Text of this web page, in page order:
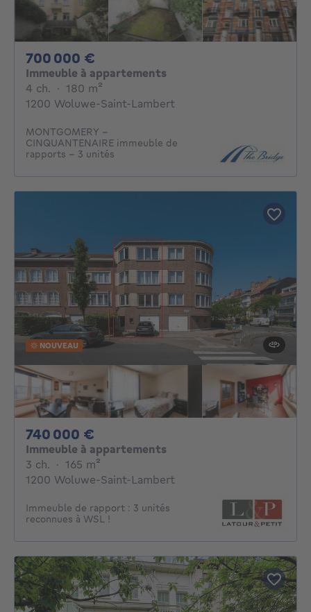
700 000 €
Immeuble à appartements
4 ch. 4 chambres
· 180 m²
1200 Woluwe-Saint-Lambert
MONTGOMERY -
CINQUANTENAIRE immeuble de
rapports - 3 unités
NOUVEAU
740 000 €
Immeuble à appartements
3 ch. 3 chambres
· 165 m²
1200 Woluwe-Saint-Lambert
Immeuble de rapport : 3 unités
reconnues à WSL !